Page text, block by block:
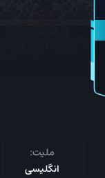
ملیت:
انگلیسی